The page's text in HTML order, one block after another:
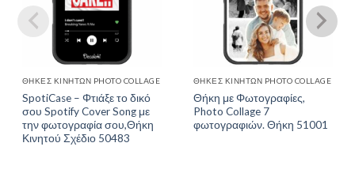
ΘΉΚΕΣ ΚΙΝΗΤΏΝ PHOTO COLLAGE
SpotiCase – Φτιάξε το δικό
σου Spotify Cover Song με
την φωτογραφία σου,Θήκη
Κινητού Σχέδιο 50483
ΘΉΚΕΣ ΚΙΝΗΤΏΝ PHOTO COLLAGE
Θήκη με Φωτογραφίες,
Photo Collage 7
φωτογραφιών. Θήκη 51001